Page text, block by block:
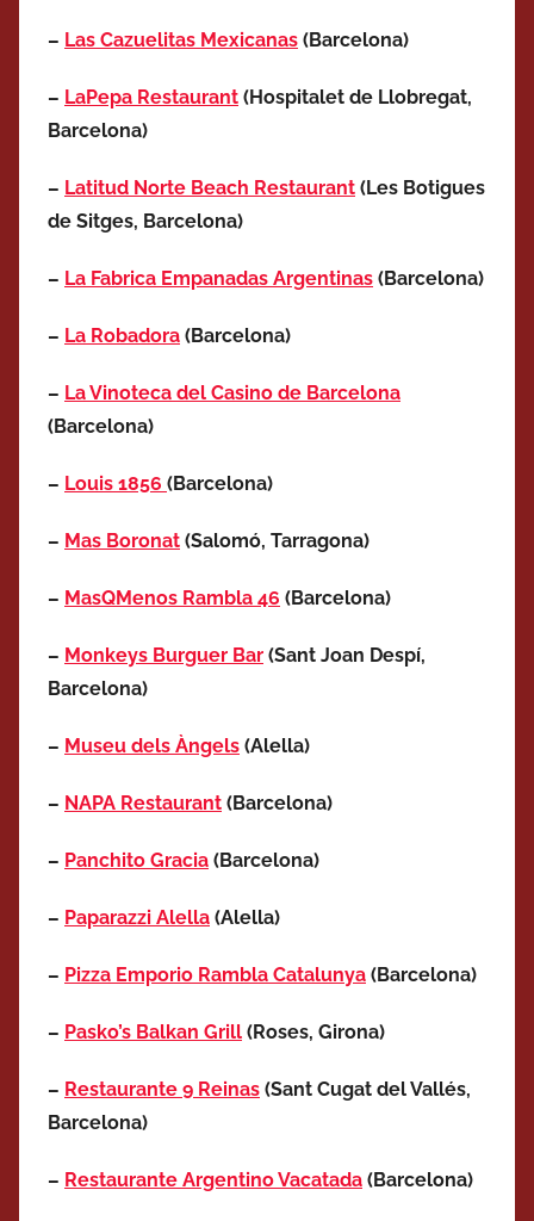
– Las Cazuelitas Mexicanas (Barcelona)
– LaPepa Restaurant (Hospitalet de Llobregat,
Barcelona)
– Latitud Norte Beach Restaurant (Les Botigues
de Sitges, Barcelona)
– La Fabrica Empanadas Argentinas (Barcelona)
– La Robadora (Barcelona)
– La Vinoteca del Casino de Barcelona
(Barcelona)
– Louis 1856 (Barcelona)
– Mas Boronat (Salomó, Tarragona)
– MasQMenos Rambla 46 (Barcelona)
– Monkeys Burguer Bar (Sant Joan Despí,
Barcelona)
– Museu dels Àngels (Alella)
– NAPA Restaurant (Barcelona)
– Panchito Gracia (Barcelona)
– Paparazzi Alella (Alella)
– Pizza Emporio Rambla Catalunya (Barcelona)
– Pasko’s Balkan Grill (Roses, Girona)
– Restaurante 9 Reinas (Sant Cugat del Vallés,
Barcelona)
– Restaurante Argentino Vacatada (Barcelona)